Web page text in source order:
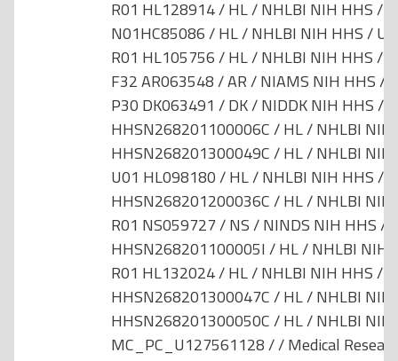
R01 HL128914 / HL / NHLBI NIH HHS /
N01HC85086 / HL / NHLBI NIH HHS /
R01 HL105756 / HL / NHLBI NIH HHS /
F32 AR063548 / AR / NIAMS NIH HHS /
P30 DK063491 / DK / NIDDK NIH HHS /
HHSN268201100006C / HL / NHLBI
HHSN268201300049C / HL / NHLBI
U01 HL098180 / HL / NHLBI NIH HHS /
HHSN268201200036C / HL / NHLBI
R01 NS059727 / NS / NINDS NIH HHS /
HHSN268201100005I / HL / NHLBI NIH
R01 HL132024 / HL / NHLBI NIH HHS /
HHSN268201300047C / HL / NHLBI
HHSN268201300050C / HL / NHLBI
MC_PC_U127561128 / / Medical